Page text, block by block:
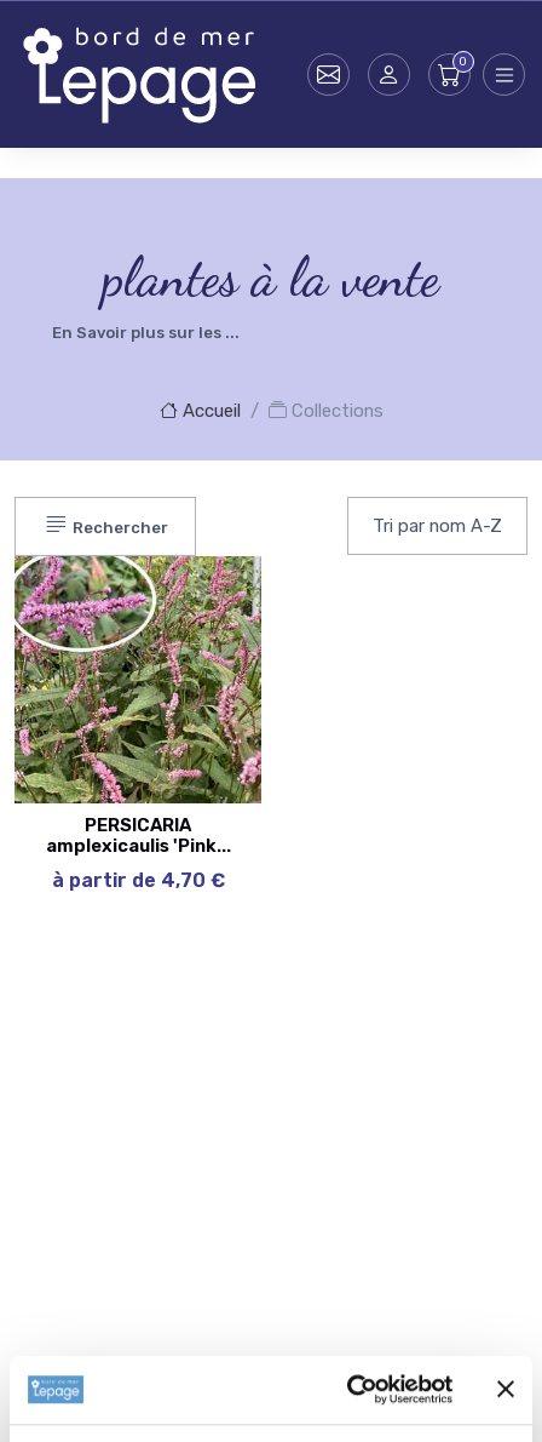
plantes à la vente
En Savoir plus sur les ...
Accueil Collections
Rechercher
PERSICARIA
amplexicaulis 'Pink...
à partir de 4,70 €